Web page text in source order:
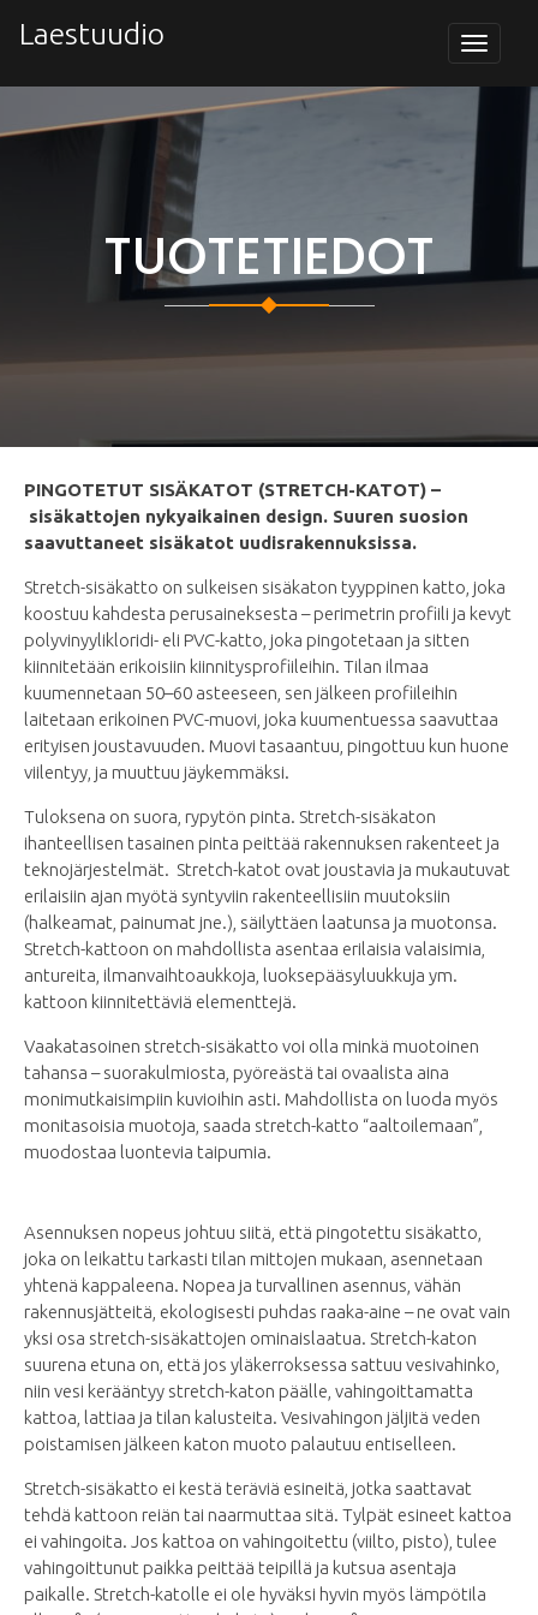
Toggle
Laestuudio
TUOTETIEDOT
PINGOTETUT SISÄKATOT (STRETCH-KATOT) –
sisäkattojen nykyaikainen design. Suuren suosion
saavuttaneet sisäkatot uudisrakennuksissa.
Stretch-sisäkatto on sulkeisen sisäkaton tyyppinen katto, joka
koostuu kahdesta perusaineksesta – perimetrin profiili ja kevyt
polyvinyylikloridi- eli PVC-katto, joka pingotetaan ja sitten
kiinnitetään erikoisiin kiinnitysprofiileihin. Tilan ilmaa
kuumennetaan 50–60 asteeseen, sen jälkeen profiileihin
laitetaan erikoinen PVC-muovi, joka kuumentuessa saavuttaa
erityisen joustavuuden. Muovi tasaantuu, pingottuu kun huone
viilentyy, ja muuttuu jäykemmäksi.
Tuloksena on suora, rypytön pinta. Stretch-sisäkaton
ihanteellisen tasainen pinta peittää rakennuksen rakenteet ja
teknojärjestelmät. Stretch-katot ovat joustavia ja mukautuvat
erilaisiin ajan myötä syntyviin rakenteellisiin muutoksiin
(halkeamat, painumat jne.), säilyttäen laatunsa ja muotonsa.
Stretch-kattoon on mahdollista asentaa erilaisia valaisimia,
antureita, ilmanvaihtoaukkoja, luoksepääsyluukkuja ym.
kattoon kiinnitettäviä elementtejä.
Vaakatasoinen stretch-sisäkatto voi olla minkä muotoinen
tahansa – suorakulmiosta, pyöreästä tai ovaalista aina
monimutkaisimpiin kuvioihin asti. Mahdollista on luoda myös
monitasoisia muotoja, saada stretch-katto “aaltoilemaan”,
muodostaa luontevia taipumia.
Asennuksen nopeus johtuu siitä, että pingotettu sisäkatto,
joka on leikattu tarkasti tilan mittojen mukaan, asennetaan
yhtenä kappaleena. Nopea ja turvallinen asennus, vähän
rakennusjätteitä, ekologisesti puhdas raaka-aine – ne ovat vain
yksi osa stretch-sisäkattojen ominaislaatua. Stretch-katon
suurena etuna on, että jos yläkerroksessa sattuu vesivahinko,
niin vesi kerääntyy stretch-katon päälle, vahingoittamatta
kattoa, lattiaa ja tilan kalusteita. Vesivahingon jäljitä veden
poistamisen jälkeen katon muoto palautuu entiselleen.
Stretch-sisäkatto ei kestä teräviä esineitä, jotka saattavat
tehdä kattoon reiän tai naarmuttaa sitä. Tylpät esineet kattoa
ei vahingoita. Jos kattoa on vahingoitettu (viilto, pisto), tulee
vahingoittunut paikka peittää teipillä ja kutsua asentaja
paikalle. Stretch-katolle ei ole hyväksi hyvin myös lämpötila